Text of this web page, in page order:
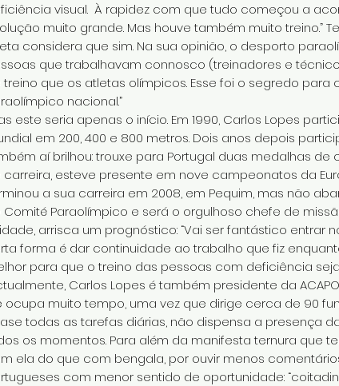
visual. À rapidez com que tudo começou a
muito grande. Mas houve também muito treino.”
considera que sim. Na sua opinião, o desporto
que trabalhavam connosco (treinadores e
treino que os atletas olímpicos. Esse foi o segredo
nacional.”
este seria apenas o início. Em 1990, Carlos Lopes
em 200, 400 e 800 metros. Dois anos depois
aí brilhou: trouxe para Portugal duas medalhas
carreira, esteve presente em nove campeonatos da
a sua carreira em 2008, em Pequim, mas não
Comité Paraolímpico e será o orgulhoso chefe de
arrisca um prognóstico: “Vai ser fantástico
forma é dar continuidade ao trabalho que fiz
para que o treino das pessoas com deficiência
Carlos Lopes é também presidente da
ocupa muito tempo, uma vez que dirige cerca de 90
todas as tarefas diárias, não dispensa a presença
os momentos. Para além da manifesta ternura que
ela do que com bengala, por ouvir menos
com menor sentido de oportunidade: